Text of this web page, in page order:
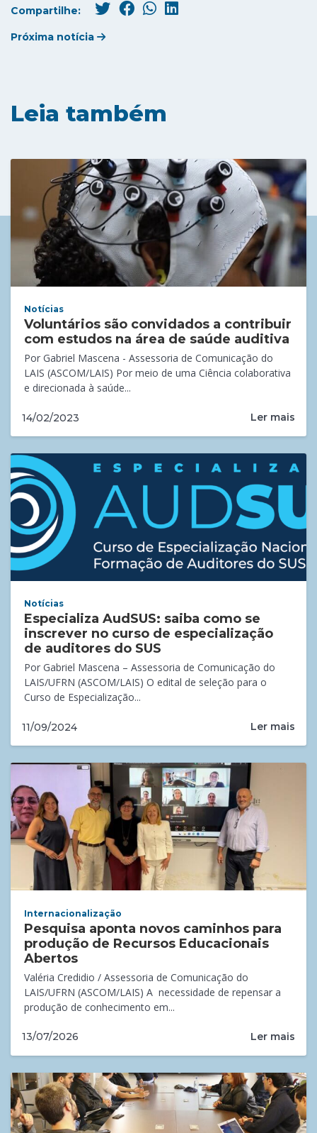
Compartilhe:
Próxima notícia
Leia também
Notícias
Voluntários são convidados a contribuir
com estudos na área de saúde auditiva
Por Gabriel Mascena - Assessoria de Comunicação do
LAIS (ASCOM/LAIS) Por meio de uma Ciência colaborativa
e direcionada à saúde...
14/02/2023 Ler mais
Notícias
Especializa AudSUS: saiba como se
inscrever no curso de especialização
de auditores do SUS
Por Gabriel Mascena – Assessoria de Comunicação do
LAIS/UFRN (ASCOM/LAIS) O edital de seleção para o
Curso de Especialização...
11/09/2024 Ler mais
Internacionalização
Pesquisa aponta novos caminhos para
produção de Recursos Educacionais
Abertos
Valéria Credidio / Assessoria de Comunicação do
LAIS/UFRN (ASCOM/LAIS) A necessidade de repensar a
produção de conhecimento em...
13/07/2026 Ler mais